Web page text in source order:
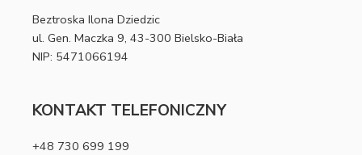
Beztroska Ilona Dziedzic
ul. Gen. Maczka 9, 43-300 Bielsko-Biała
NIP: 5471066194
KONTAKT TELEFONICZNY
+48 730 699 199